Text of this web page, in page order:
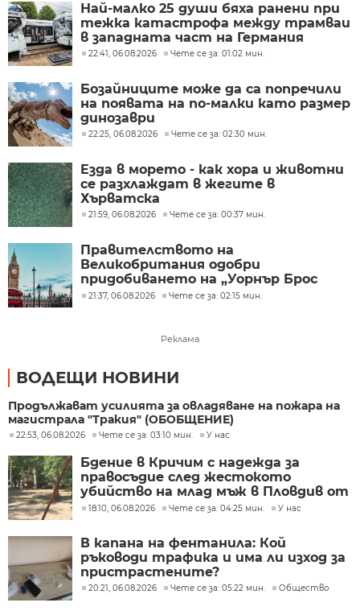
Най-малко 25 души бяха ранени при
тежка катастрофа между трамваи
в западната част на Германия
22:41, 06.08.2026 Чете се за: 01:02 мин.
Бозайниците може да са попречили
на появата на по-малки като размер
динозаври
22:25, 06.08.2026 Чете се за: 02:30 мин.
Езда в морето - как хора и животни
се разхлаждат в жегите в
Хърватска
21:59, 06.08.2026 Чете се за: 00:37 мин.
Правителството на
Великобритания одобри
придобиването на „Уорнър Брос
Дискавъри“ от „Парамаунт“ за 110
21:37, 06.08.2026 Чете се за: 02:15 мин.
Реклама
ВОДЕЩИ НОВИНИ
Продължават усилията за овладяване на пожара на
магистрала "Тракия" (ОБОБЩЕНИЕ)
22:53, 06.08.2026 Чете се за: 03:10 мин. У нас
Бдение в Кричим с надежда за
правосъдие след жестокото
убийство на млад мъж в Пловдив от
тийнейджъри
18:10, 06.08.2026 Чете се за: 04:25 мин. У нас
В капана на фентанила: Кой
ръководи трафика и има ли изход за
пристрастените?
20:21, 06.08.2026 Чете се за: 05:22 мин. Общество